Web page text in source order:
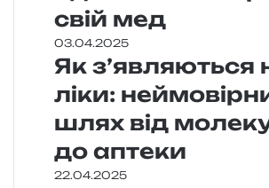
свій мед
03.04.2025
Як з’являються
ліки:
шлях від
до аптеки
22.04.2025